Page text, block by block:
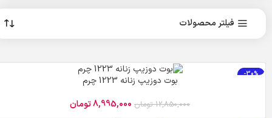
فیلتر محصولات
-30%
بوت دوزیپ زنانه 1223 چرم
12,850,000 تومان 8,995,000تومان